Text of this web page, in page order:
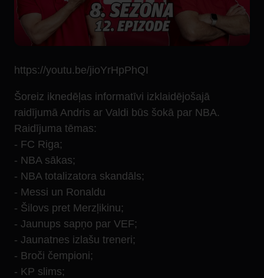
https://youtu.be/jioYrHpPhQI
Šoreiz iknedēļas informatīvi izklaidējošajā
raidījumā Andris ar Valdi būs šokā par NBA.
Raidījuma tēmas:
- ️FC Riga;
- NBA sākas;
- ️NBA totalizatora skandāls;
- Messi un Ronaldu
- ️Šilovs pret Merzļikinu;
- Jaunups sapņo par VEF;
- Jaunatnes izlašu treneri;
- Broči čempioni;
- KP slims;